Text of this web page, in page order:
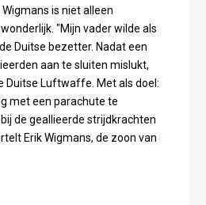
is niet alleen
"Mijn vader wilde als
Duitse bezetter. Nadat een
aan te sluiten mislukt,
Duitse Luftwaffe. Met als doel:
met een parachute te
de geallieerde strijdkrachten
Erik Wigmans, de zoon van